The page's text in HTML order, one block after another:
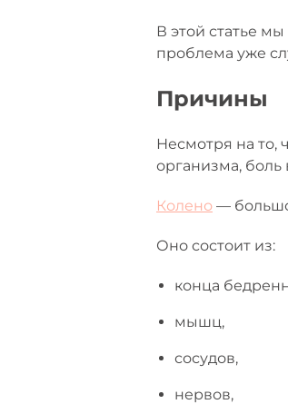
В этой статье
проблема уже
Причины
Несмотря на то,
организма, боль
Колено —
Оно состоит из:
конца
мышц,
сосудов,
нервов,